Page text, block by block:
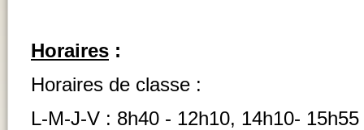
Horaires :
Horaires de classe :
L-M-J-V : 8h40 - 12h10, 14h10- 15h55